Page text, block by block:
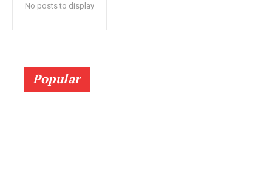
No posts to display
Popular